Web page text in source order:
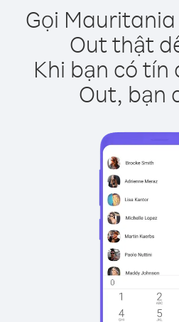
Gọi
Out thật
Khi bạn có tín
Out, bạn